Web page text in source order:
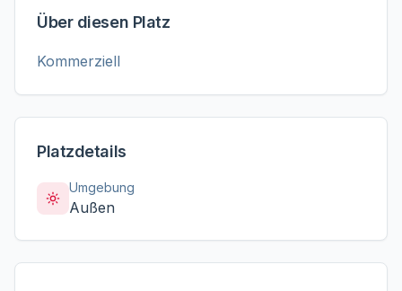
Über diesen Platz
Kommerziell
Platzdetails
Umgebung
Außen